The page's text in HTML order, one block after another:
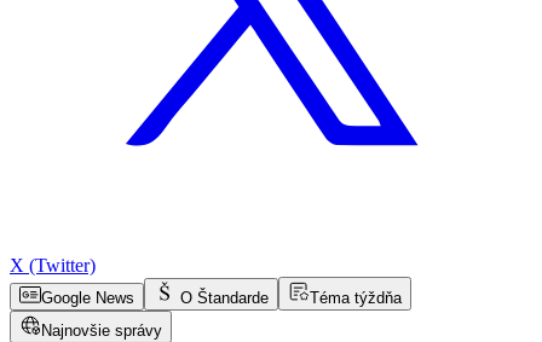
X (Twitter)
Google News O Štandarde
Téma týždňa
Najnovšie správy